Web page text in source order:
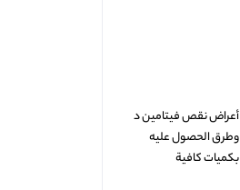
أعراض نقص فيتامين د
وطرق الحصول عليه
بكميات كافية